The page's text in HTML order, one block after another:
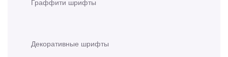
Декоративные шрифты